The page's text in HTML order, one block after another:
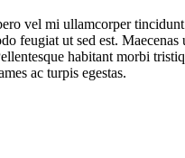
vel mi ullamcorper
feugiat ut sed est. Maecenas
habitant morbi
ac turpis egestas.